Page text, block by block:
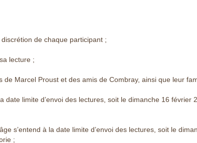
de chaque participant ;
lecture ;
Marcel Proust et des amis de Combray, ainsi que leur
limite d’envoi des lectures, soit le dimanche 16
s’entend à la date limite d’envoi des lectures, soit le
;